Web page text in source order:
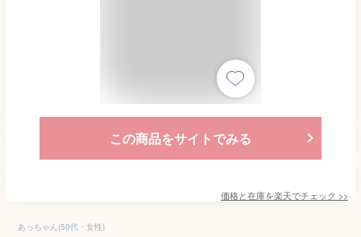
この商品をサイトでみる
価格と在庫を楽天でチェック >>
あっちゃん(50代・女性)